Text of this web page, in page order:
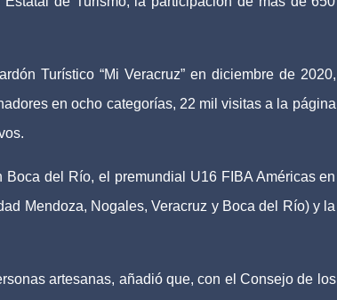
Turístico “Mi Veracruz” en diciembre de 2020,
en ocho categorías, 22 mil visitas a la página
del Río, el premundial U16 FIBA Américas en
Mendoza, Nogales, Veracruz y Boca del Río) y la
artesanas, añadió que, con el Consejo de los